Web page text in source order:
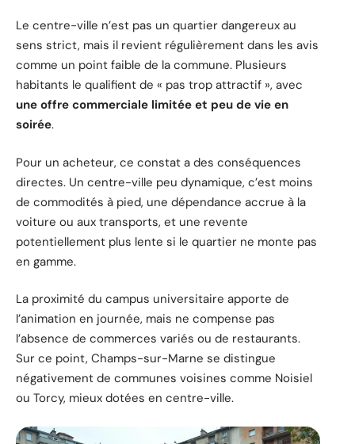
Le centre-ville n’est pas un quartier dangereux au
sens strict, mais il revient régulièrement dans les avis
comme un point faible de la commune. Plusieurs
habitants le qualifient de « pas trop attractif », avec
une offre commerciale limitée et peu de vie en
soirée.
Pour un acheteur, ce constat a des conséquences
directes. Un centre-ville peu dynamique, c’est moins
de commodités à pied, une dépendance accrue à la
voiture ou aux transports, et une revente
potentiellement plus lente si le quartier ne monte pas
en gamme.
La proximité du campus universitaire apporte de
l’animation en journée, mais ne compense pas
l’absence de commerces variés ou de restaurants.
Sur ce point, Champs-sur-Marne se distingue
négativement de communes voisines comme Noisiel
ou Torcy, mieux dotées en centre-ville.